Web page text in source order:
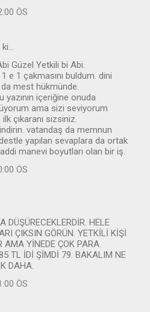
ÖS
ki…
Güzel Yetkili bi Abi.
e 1 çakmasını buldum. dini
mest hükmünde.
yazının içeriğine onuda
ama sizi seviyorum
çıkaranı sizsiniz.
vatandaş da memnun
yapılan sevaplara da ortak
manevi boyutları olan bir iş.
ÖS
DÜŞÜRECEKLERDİR. HELE
ÇIKSIN GÖRÜN. YETKİLİ KİŞİ
YİNEDE ÇOK PARA.
TL İDİ ŞİMDİ 79. BAKALIM NE
DAHA.
ÖS